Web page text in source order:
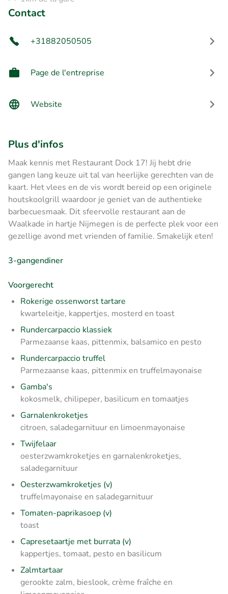
Contact
+31882050505
Page de l'entreprise
Website
Plus d'infos
Maak kennis met Restaurant Dock 17! Jij hebt drie
gangen lang keuze uit tal van heerlijke gerechten van de
kaart. Het vlees en de vis wordt bereid op een originele
houtskoolgrill waardoor je geniet van de authentieke
barbecuesmaak. Dit sfeervolle restaurant aan de
Waalkade in hartje Nijmegen is de perfecte plek voor een
gezellige avond met vrienden of familie. Smakelijk eten!
3-gangendiner
Voorgerecht
Rokerige ossenworst tartare
kwarteleitje, kappertjes, mosterd en toast
Rundercarpaccio klassiek
Parmezaanse kaas, pittenmix, balsamico en pesto
Rundercarpaccio truffel
Parmezaanse kaas, pittenmix en truffelmayonaise
Gamba's
kokosmelk, chilipeper, basilicum en tomaatjes
Garnalenkroketjes
citroen, saladegarnituur en limoenmayonaise
Twijfelaar
oesterzwamkroketjes en garnalenkroketjes,
saladegarnituur
Oesterzwamkroketjes (v)
truffelmayonaise en saladegarnituur
Tomaten-paprikasoep (v)
toast
Capresetaartje met burrata (v)
kappertjes, tomaat, pesto en basilicum
Zalmtartaar
gerookte zalm, bieslook, crème fraîche en